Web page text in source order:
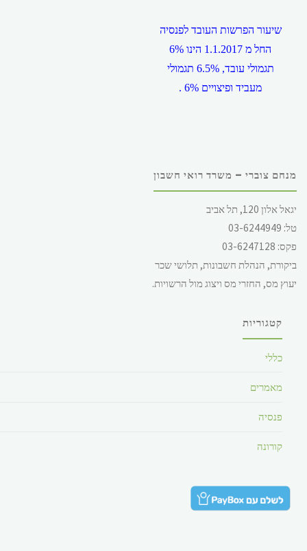
שיעור הפרשות העובד לפנסיה
החל מ 1.1.2017 הינו 6%
תגמולי עובד, 6.5% תגמולי
מעביד ופיצויים 6% .
שכר המינימום במשק, החל מ
עבור 5 ימי עבודה ) ולשעה
28.49 ש"ח.
מנחם צוברי – משרד רואי חשבון
יגאל אלון 120, תל אביב
טל: 03-6244949
פקס: 03-6247128
ביקורת, הנהלת חשבונות, תלושי שכר
יעוץ מס, החזרי מס ויצוג מול הרשויות.
קטגוריות
כללי
מאמרים
פנסיה
קורונה